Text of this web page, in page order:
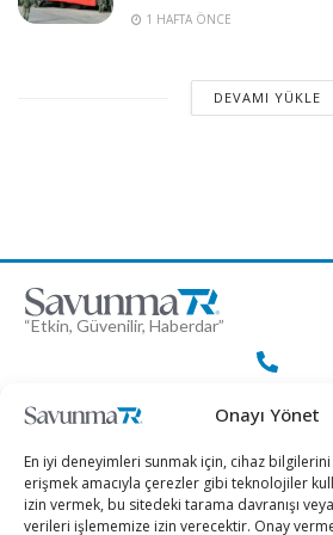
Onayı Yönet
En iyi deneyimleri sunmak için, cihaz
erişmek amacıyla çerezler gibi teknolojiler
izin vermek, bu sitedeki tarama davranışı
verileri işlememize izin verecektir. Onay
1 HAFTA ÖNCE
DEVAMI YÜKLE
“Etkin, Güvenilir, Haberdar”
+90 530 308 17 96